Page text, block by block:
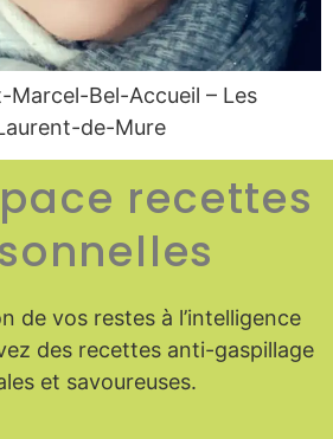
Marcel-Bel-Accueil – Les
de-Mure
recettes
de vos restes à l’intelligence
des recettes anti-gaspillage
et savoureuses.